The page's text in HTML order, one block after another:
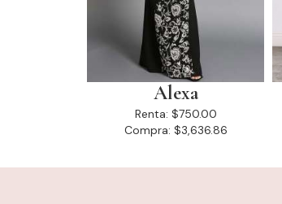
Alexa
Renta: $750.00
Compra: $3,636.86